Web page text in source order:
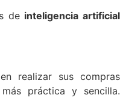
de inteligencia artificial
realizar sus compras
práctica y sencilla.